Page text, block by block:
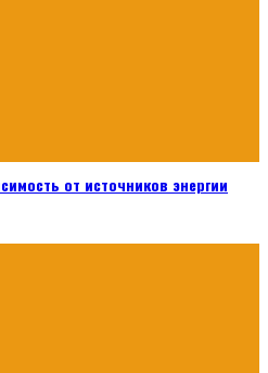
от источников энергии